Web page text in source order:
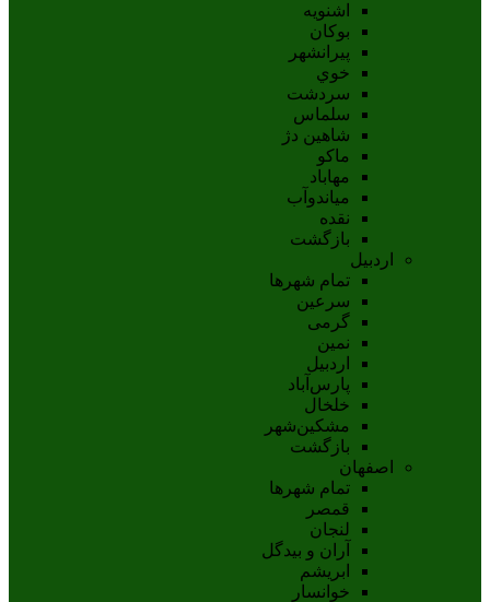
اشنويه
بوکان
پيرانشهر
خوي
سردشت
سلماس
شاهين دژ
ماکو
مهاباد
مياندوآب
نقده
بازگشت
اردبیل
تمام شهر‌ها
سرعین
گرمی
نمین
اردبيل
پارس‌آباد
خلخال
مشکين‌شهر
بازگشت
اصفهان
تمام شهر‌ها
قمصر
لنجان
آران و بیدگل
ابریشم
خوانسار